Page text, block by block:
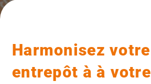
Harmonisez votre
entrepôt à à votre